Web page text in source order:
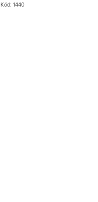
Kód: 1440